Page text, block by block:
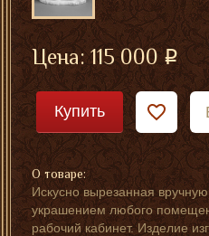
Цена:115 000
Купить
О товаре:
Искусно вырезанная вручную
украшением любого
рабочий кабинет. Изделие